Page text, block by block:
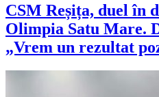
CSM Reșița, duel în
Olimpia Satu Mare.
„Vrem un rezultat